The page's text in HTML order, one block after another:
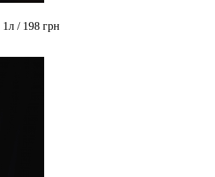
1л / 198 грн